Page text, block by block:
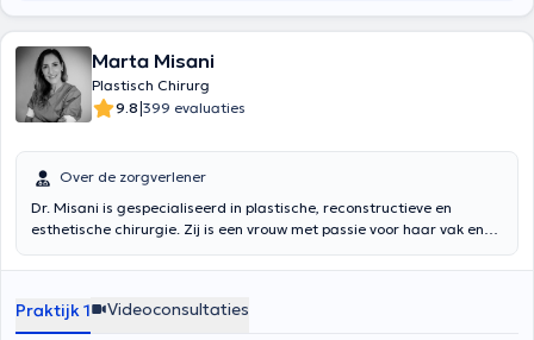
Marta Misani
Plastisch Chirurg
9.8|399 evaluaties
Over de zorgverlener
Dr. Misani is gespecialiseerd in plastische, reconstructieve en
esthetische chirurgie. Zij is een vrouw met passie voor haar vak en
Italië en België heeft Dr. Misani kunnen samenwerken met de meest
Praktijk 1 Videoconsultaties